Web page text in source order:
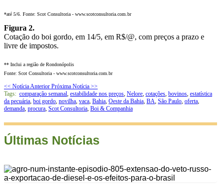
*até 5/6. Fonte: Scot Consultoria - www.scotconsultoria.com.br
Figura 2.
Cotação do boi gordo, em 14/5, em R$/@, com preços a prazo e
livre de impostos.
** Inclui a região de Rondonópolis
Fonte: Scot Consultoria - www.scotconsultoria.com.br
<< Notícia Anterior Próxima Notícia >>
Tags: comparação semanal, estabilidade nos preços, Nelore, cotações, bovinos, estatística
da pecuária, boi gordo, novilha, vaca, Bahia, Oeste da Bahia, BA, São Paulo, oferta,
demanda, procura, Scot Consultoria, Boi & Companhia
Últimas Notícias